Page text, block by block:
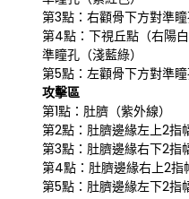
第3點：右顴骨下方對準瞳
第4點：下視丘點（右陽
準瞳孔（淺藍綠）
第5點：左顴骨下方對準瞳
攻擊區
第1點：肚臍（紫外線）
第2點：肚臍邊緣左上2指
第3點：肚臍邊緣右下2指
第4點：肚臍邊緣右上2指
第5點：肚臍邊緣左下2指